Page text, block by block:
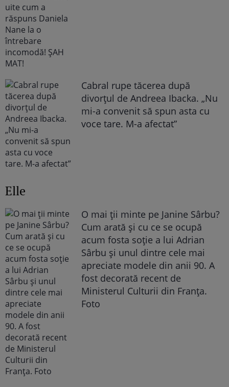
Cabral rupe tăcerea după
divorțul de Andreea Ibacka. „Nu
mi-a convenit să spun asta cu
voce tare. M-a afectat”
Elle
O mai ții minte pe Janine Sârbu?
Cum arată și cu ce se ocupă
acum fosta soție a lui Adrian
Sârbu și unul dintre cele mai
apreciate modele din anii 90. A
fost decorată recent de
Ministerul Culturii din Franța.
Foto